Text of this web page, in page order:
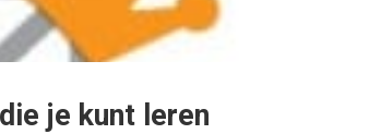
je kunt leren